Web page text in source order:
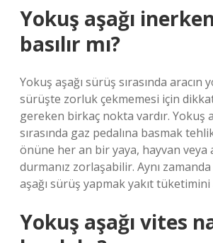
Yokuş aşağı
basılır mı?
Yokuş aşağı sürüş sırasında aracın
sürüşte zorluk çekmemesi için
gereken birkaç nokta vardır. Yokuş
sırasında gaz pedalına basmak
önüne her an bir yaya, hayvan veya
durmanız zorlaşabilir. Aynı zamanda
aşağı sürüş yapmak yakıt tüketimini
Yokuş aşağı vites